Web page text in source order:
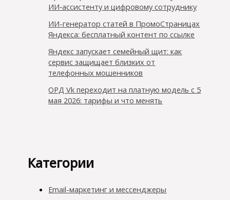
ИИ‑ассистенту и цифровому сотруднику
ИИ-генератор статей в ПромоСтраницах
Яндекса: бесплатный контент по ссылке
Яндекс запускает семейный щит: как
сервис защищает близких от
телефонных мошенников
ОРД Vk переходит на платную модель с 5
мая 2026: тарифы и что менять
Категории
Email-маркетинг и мессенджеры